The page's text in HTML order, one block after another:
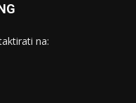
na: